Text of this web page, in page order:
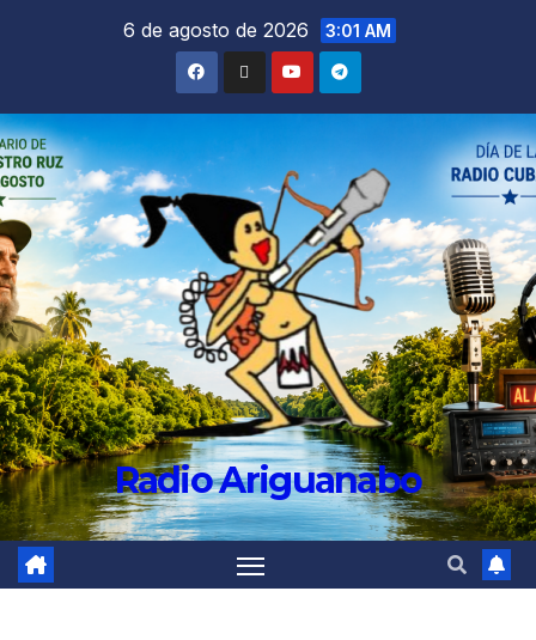
6 de agosto de 2026 3:01 AM
Radio Ariguanabo